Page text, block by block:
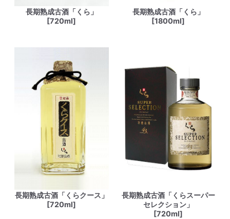
長期熟成古酒「くら」
[720ml]
長期熟成古酒「くら」
[1800ml]
長期熟成古酒「くらクース」
[720ml]
長期熟成古酒「くらスーパー
セレクション」
[720ml]